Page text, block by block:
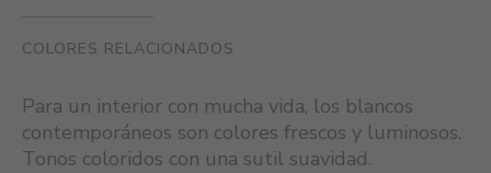
COLORES RELACIONADOS
Para un interior con mucha vida, los blancos
contemporáneos son colores frescos y luminosos.
Tonos coloridos con una sutil suavidad.